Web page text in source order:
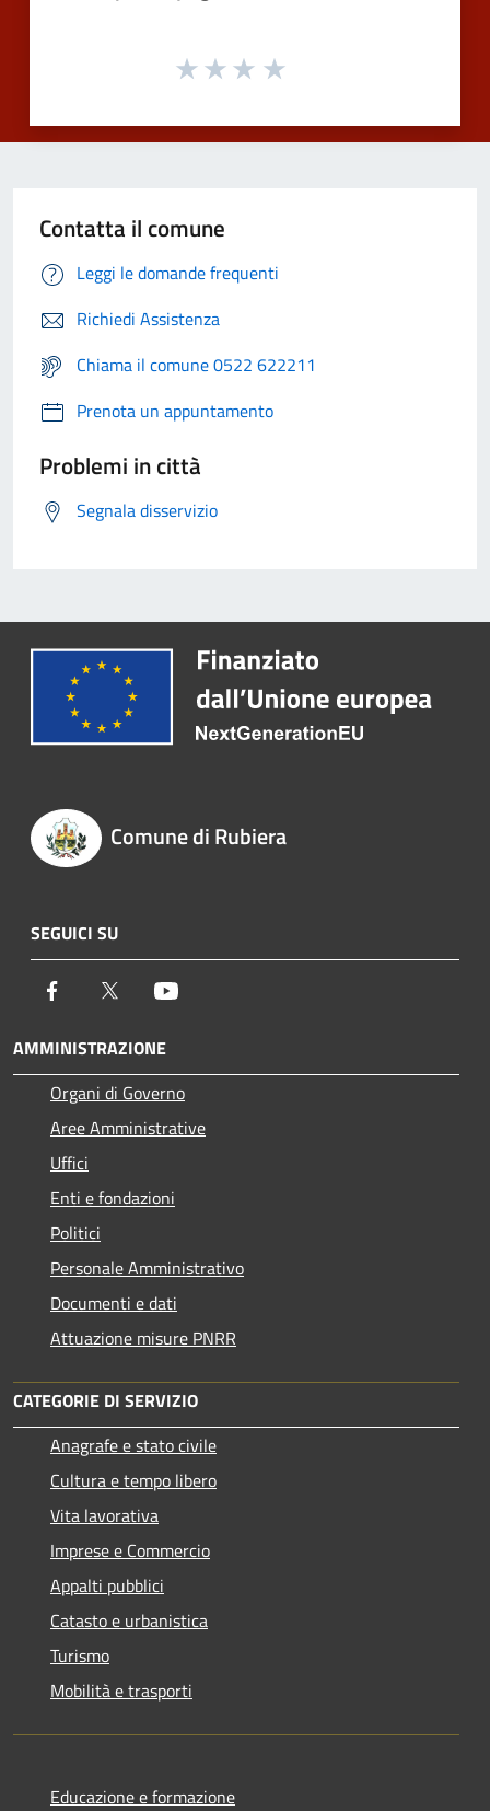
Contatta il comune
Leggi le domande frequenti
Richiedi Assistenza
Chiama il comune 0522 622211
Prenota un appuntamento
Problemi in città
Segnala disservizio
Comune di Rubiera
SEGUICI SU
Facebook Twitter
AMMINISTRAZIONE
Organi di Governo
Aree Amministrative
Uffici
Enti e fondazioni
Politici
Personale Amministrativo
Documenti e dati
Attuazione misure PNRR
CATEGORIE DI SERVIZIO
Anagrafe e stato civile
Cultura e tempo libero
Vita lavorativa
Imprese e Commercio
Appalti pubblici
Catasto e urbanistica
Turismo
Mobilità e trasporti
Educazione e formazione